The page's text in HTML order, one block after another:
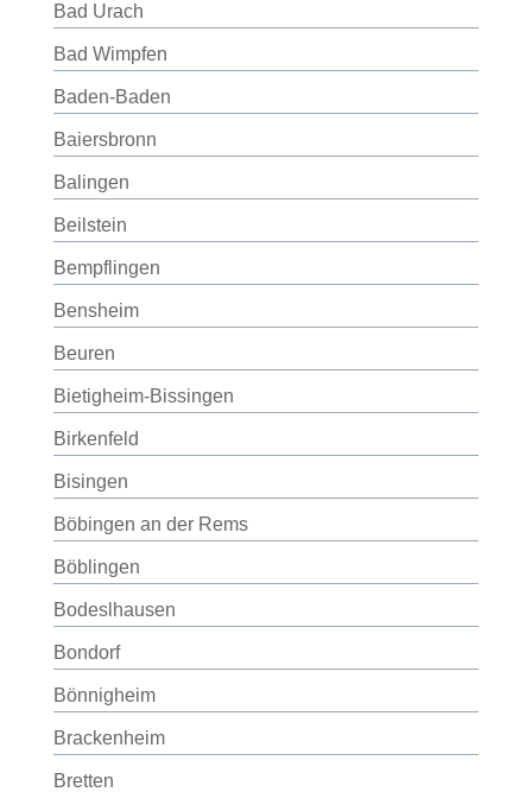
Bad Urach
Bad Wimpfen
Baden-Baden
Baiersbronn
Balingen
Beilstein
Bempflingen
Bensheim
Beuren
Bietigheim-Bissingen
Birkenfeld
Bisingen
Böbingen an der Rems
Böblingen
Bodeslhausen
Bondorf
Bönnigheim
Brackenheim
Bretten